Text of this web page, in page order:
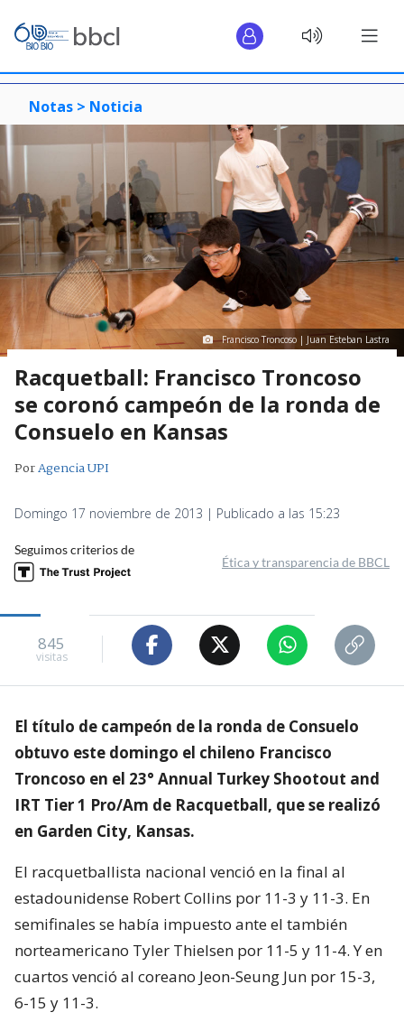
Notas > Noticia
Francisco Troncoso | Juan Esteban Lastra
Racquetball: Francisco Troncoso
se coronó campeón de la ronda de
Consuelo en Kansas
PorAgencia UPI
Domingo 17 noviembre de 2013 | Publicado a las 15:23
Seguimos criterios de
Ética y transparencia de BBCL
845
visitas
El título de campeón de la ronda de Consuelo
obtuvo este domingo el chileno Francisco
Troncoso en el 23° Annual Turkey Shootout and
IRT Tier 1 Pro/Am de Racquetball, que se realizó
en Garden City, Kansas.
El racquetballista nacional venció en la final al
estadounidense Robert Collins por 11-3 y 11-3. En
semifinales se había impuesto ante el también
norteamericano Tyler Thielsen por 11-5 y 11-4. Y en
cuartos venció al coreano Jeon-Seung Jun por 15-3,
6-15 y 11-3.